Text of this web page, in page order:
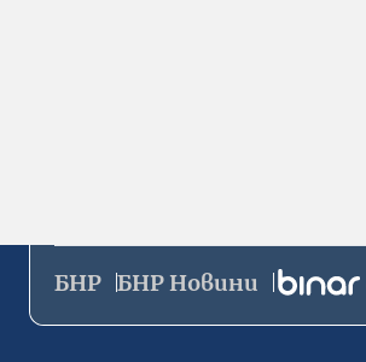
БНР БНР Новини